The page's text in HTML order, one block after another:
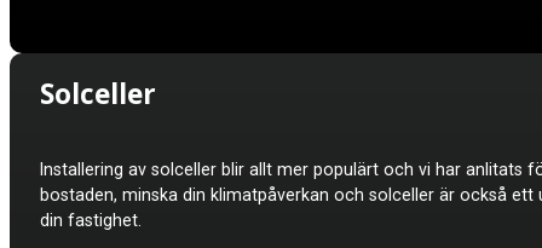
Solceller
Installering av solceller blir allt mer populärt och vi har anlitats
bostaden, minska din klimatpåverkan och solceller är också
din fastighet.